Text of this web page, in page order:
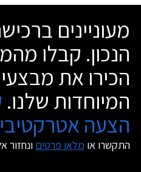
העברת
מוגבלת
מעוניינים
הנכון. קבלו
הכירו את
המיוחדות שלנו.
הצעה
התקשרו או מלאו פרטים ונחזור